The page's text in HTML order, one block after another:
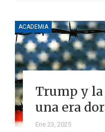
ACADEMIA
Trump y la
una era
Ene 23, 2025